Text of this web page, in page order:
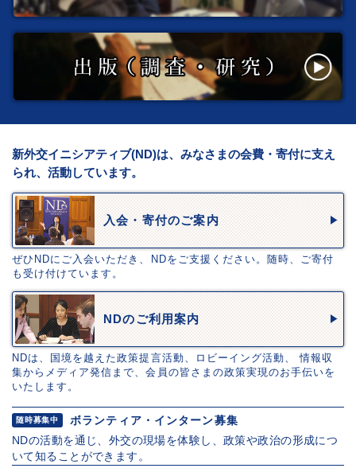
新外交イニシアティブ(ND)は、みなさまの会費・寄付に支え
られ、活動しています。
入会・寄付のご案内
ぜひNDにご入会いただき、NDをご支援ください。随時、ご寄付
も受け付けています。
NDのご利用案内
NDは、国境を越えた政策提言活動、ロビーイング活動、 情報収
集からメディア発信まで、会員の皆さまの政策実現のお手伝いを
いたします。
随時募集中
ボランティア・インターン募集
NDの活動を通じ、外交の現場を体験し、政策や政治の形成につ
いて知ることができます。